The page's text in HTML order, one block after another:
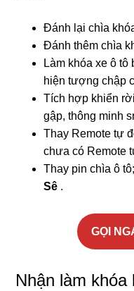
Đánh lại chìa
Đánh thêm chìa
Làm khóa xe ô
hiện tượng chập
Tích hợp khiển
gập, thông minh
Thay Remote tự
chưa có Remote
Thay pin chìa ô
Sê .
GỌI
Nhận làm